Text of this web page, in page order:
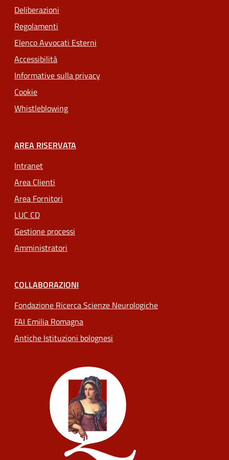
Deliberazioni
Regolamenti
Elenco Avvocati Esterni
Accessibilità
Informative sulla privacy
Cookie
Whistleblowing
AREA RISERVATA
Intranet
Area Clienti
Area Fornitori
LUC CD
Gestione processi
Amministratori
COLLABORAZIONI
Fondazione Ricerca Scienze Neurologiche
FAI Emilia Romagna
Antiche Istituzioni bolognesi